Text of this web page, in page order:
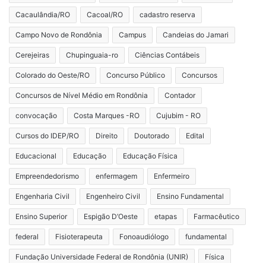
Cacaulândia/RO Cacoal/RO cadastro reserva
Campo Novo de Rondônia Campus Candeias do Jamari
Cerejeiras Chupinguaia-ro Ciências Contábeis
Colorado do Oeste/RO Concurso Público Concursos
Concursos de Nível Médio em Rondônia Contador
convocação Costa Marques -RO Cujubim - RO
Cursos do IDEP/RO Direito Doutorado Edital
Educacional Educação Educação Física
Empreendedorismo enfermagem Enfermeiro
Engenharia Civil Engenheiro Civil Ensino Fundamental
Ensino Superior Espigão D’Oeste etapas Farmacêutico
federal Fisioterapeuta Fonoaudiólogo fundamental
Fundação Universidade Federal de Rondônia (UNIR) Física